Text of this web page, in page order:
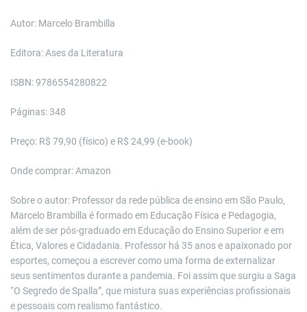
Autor: Marcelo Brambilla
Editora: Ases da Literatura
ISBN: 9786554280822
Páginas: 348
Preço: R$ 79,90 (físico) e R$ 24,99 (e-book)
Onde comprar: Amazon
Sobre o autor: Professor da rede pública de ensino em São Paulo,
Marcelo Brambilla é formado em Educação Física e Pedagogia,
além de ser pós-graduado em Educação do Ensino Superior e em
Ética, Valores e Cidadania. Professor há 35 anos e apaixonado por
esportes, começou a escrever como uma forma de externalizar
seus sentimentos durante a pandemia. Foi assim que surgiu a Saga
“O Segredo de Spalla”, que mistura suas experiências profissionais
e pessoais com realismo fantástico.